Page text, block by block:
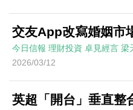
交友App改寫婚姻市
今日信報 理財投資 卓見經言 梁
2026/03/12
英超「開台」垂直整